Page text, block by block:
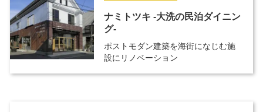
ナミトツキ -大洗の民泊ダイニン
グ-
ポストモダン建築を海街になじむ施
設にリノベーション